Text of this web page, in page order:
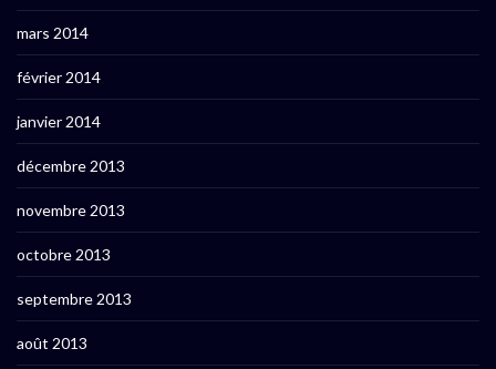
mars 2014
février 2014
janvier 2014
décembre 2013
novembre 2013
octobre 2013
septembre 2013
août 2013